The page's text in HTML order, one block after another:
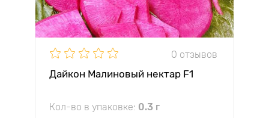
0 отзывов
Дайкон Малиновый нектар F1
Кол-во в упаковке: 0.3 г